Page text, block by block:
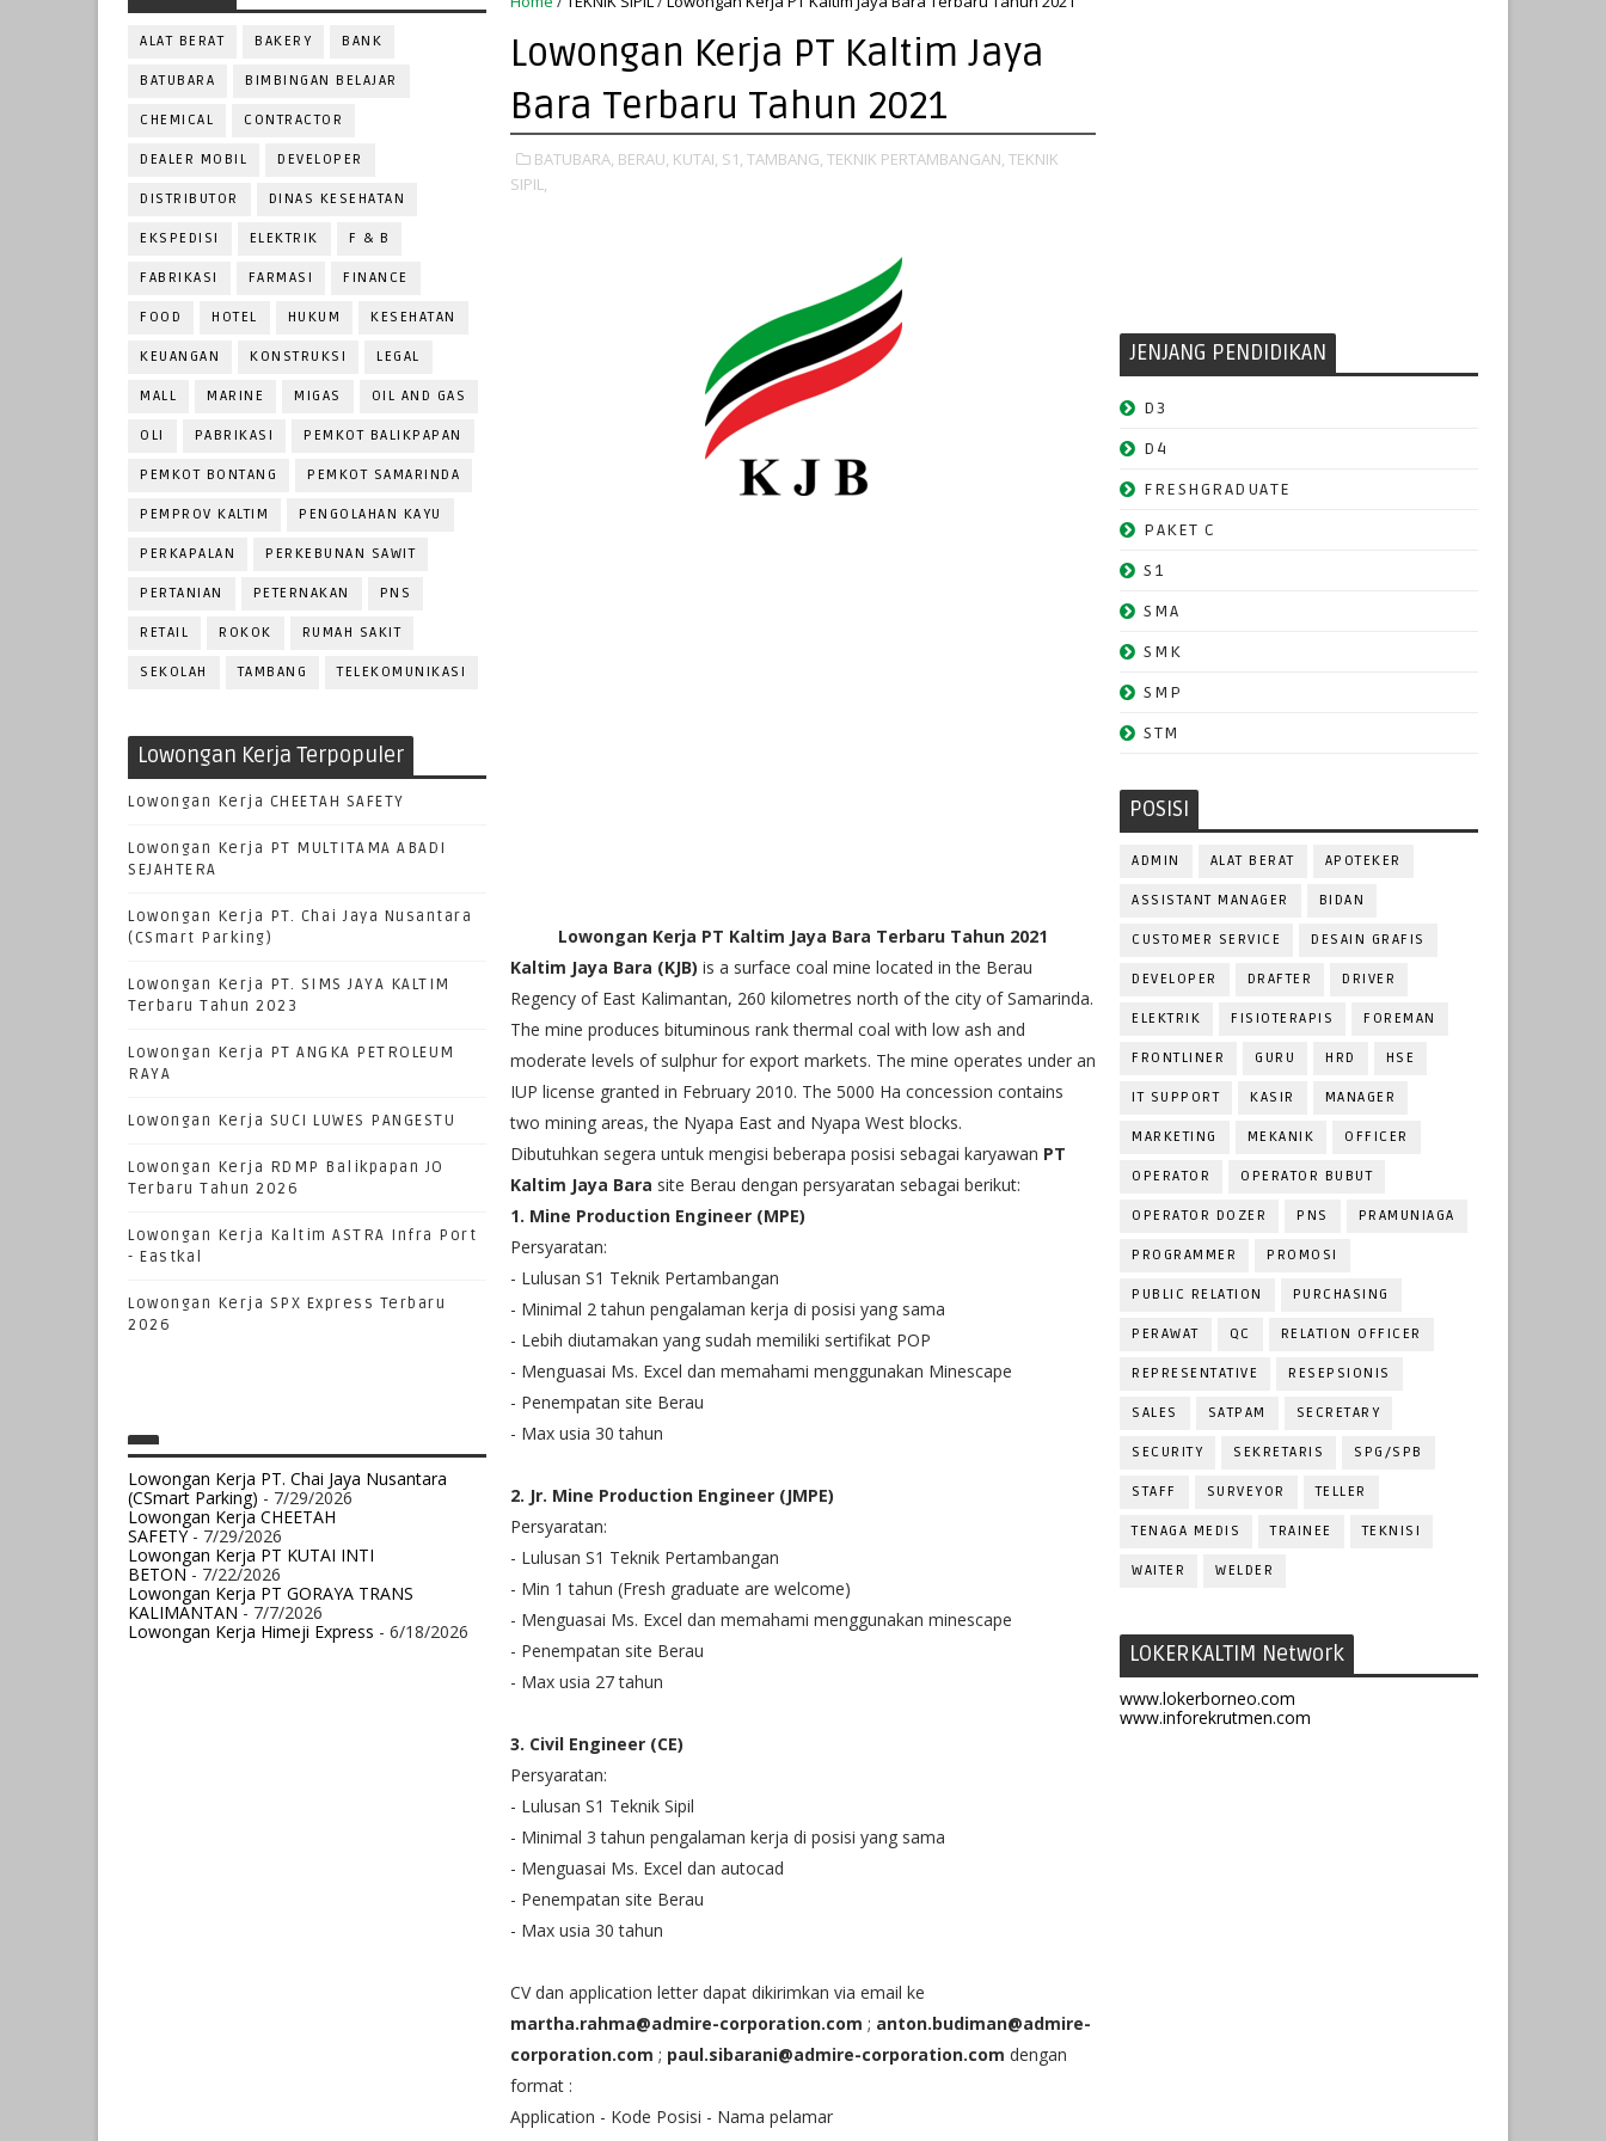
ALAT BERAT BAKERY BANK
BATUBARA BIMBINGAN BELAJAR
CHEMICAL CONTRACTOR
DEALER MOBIL DEVELOPER
DISTRIBUTOR DINAS KESEHATAN
EKSPEDISI ELEKTRIK F & B
FABRIKASI FARMASI FINANCE
FOOD HOTEL HUKUM KESEHATAN
KEUANGAN KONSTRUKSI LEGAL
MALL MARINE MIGAS OIL AND GAS
OLI PABRIKASI PEMKOT BALIKPAPAN
PEMKOT BONTANG PEMKOT SAMARINDA
PEMPROV KALTIM PENGOLAHAN KAYU
PERKAPALAN PERKEBUNAN SAWIT
PERTANIAN PETERNAKAN PNS
RETAIL ROKOK RUMAH SAKIT
SEKOLAH TAMBANG TELEKOMUNIKASI
Lowongan Kerja Terpopuler
Lowongan Kerja CHEETAH SAFETY
Lowongan Kerja PT MULTITAMA ABADI
SEJAHTERA
Lowongan Kerja PT. Chai Jaya Nusantara
(CSmart Parking)
Lowongan Kerja PT. SIMS JAYA KALTIM
Terbaru Tahun 2023
Lowongan Kerja PT ANGKA PETROLEUM
RAYA
Lowongan Kerja SUCI LUWES PANGESTU
Lowongan Kerja RDMP Balikpapan JO
Terbaru Tahun 2026
Lowongan Kerja Kaltim ASTRA Infra Port
- Eastkal
Lowongan Kerja SPX Express Terbaru
2026
Lowongan Kerja PT. Chai Jaya Nusantara
(CSmart Parking) - 7/29/2026
Lowongan Kerja CHEETAH
SAFETY- 7/29/2026
Lowongan Kerja PT KUTAI INTI
BETON- 7/22/2026
Lowongan Kerja PT GORAYA TRANS
KALIMANTAN- 7/7/2026
Lowongan Kerja Himeji Express - 6/18/2026
Lowongan Kerja PT Kaltim Jaya
Bara Terbaru Tahun 2021
BATUBARA, BERAU, KUTAI, S1, TAMBANG, TEKNIK PERTAMBANGAN, TEKNIK
SIPIL,
Lowongan Kerja PT Kaltim Jaya Bara Terbaru Tahun 2021
Kaltim Jaya Bara (KJB) is a surface coal mine located in the Berau
Regency of East Kalimantan, 260 kilometres north of the city of Samarinda.
The mine produces bituminous rank thermal coal with low ash and
moderate levels of sulphur for export markets. The mine operates under an
IUP license granted in February 2010. The 5000 Ha concession contains
two mining areas, the Nyapa East and Nyapa West blocks.
Dibutuhkan segera untuk mengisi beberapa posisi sebagai karyawan PT
Kaltim Jaya Bara site Berau dengan persyaratan sebagai berikut:
1. Mine Production Engineer (MPE)
Persyaratan:
- Lulusan S1 Teknik Pertambangan
- Minimal 2 tahun pengalaman kerja di posisi yang sama
- Lebih diutamakan yang sudah memiliki sertifikat POP
- Menguasai Ms. Excel dan memahami menggunakan Minescape
- Penempatan site Berau
- Max usia 30 tahun
2. Jr. Mine Production Engineer (JMPE)
Persyaratan:
- Lulusan S1 Teknik Pertambangan
- Min 1 tahun (Fresh graduate are welcome)
- Menguasai Ms. Excel dan memahami menggunakan minescape
- Penempatan site Berau
- Max usia 27 tahun
3. Civil Engineer (CE)
Persyaratan:
- Lulusan S1 Teknik Sipil
- Minimal 3 tahun pengalaman kerja di posisi yang sama
- Menguasai Ms. Excel dan autocad
- Penempatan site Berau
- Max usia 30 tahun
CV dan application letter dapat dikirimkan via email ke
martha.rahma@admire-corporation.com ; anton.budiman@admire-
corporation.com ; paul.sibarani@admire-corporation.com dengan
format :
Application - Kode Posisi - Nama pelamar
JENJANG PENDIDIKAN
D3
D4
FRESHGRADUATE
PAKET C
S1
SMA
SMK
SMP
STM
POSISI
ADMIN ALAT BERAT APOTEKER
ASSISTANT MANAGER BIDAN
CUSTOMER SERVICE DESAIN GRAFIS
DEVELOPER DRAFTER DRIVER
ELEKTRIK FISIOTERAPIS FOREMAN
FRONTLINER GURU HRD HSE
IT SUPPORT KASIR MANAGER
MARKETING MEKANIK OFFICER
OPERATOR OPERATOR BUBUT
OPERATOR DOZER PNS PRAMUNIAGA
PROGRAMMER PROMOSI
PUBLIC RELATION PURCHASING
PERAWAT QC RELATION OFFICER
REPRESENTATIVE RESEPSIONIS
SALES SATPAM SECRETARY
SECURITY SEKRETARIS SPG/SPB
STAFF SURVEYOR TELLER
TENAGA MEDIS TRAINEE TEKNISI
WAITER WELDER
LOKERKALTIM Network
www.lokerborneo.com
www.inforekrutmen.com